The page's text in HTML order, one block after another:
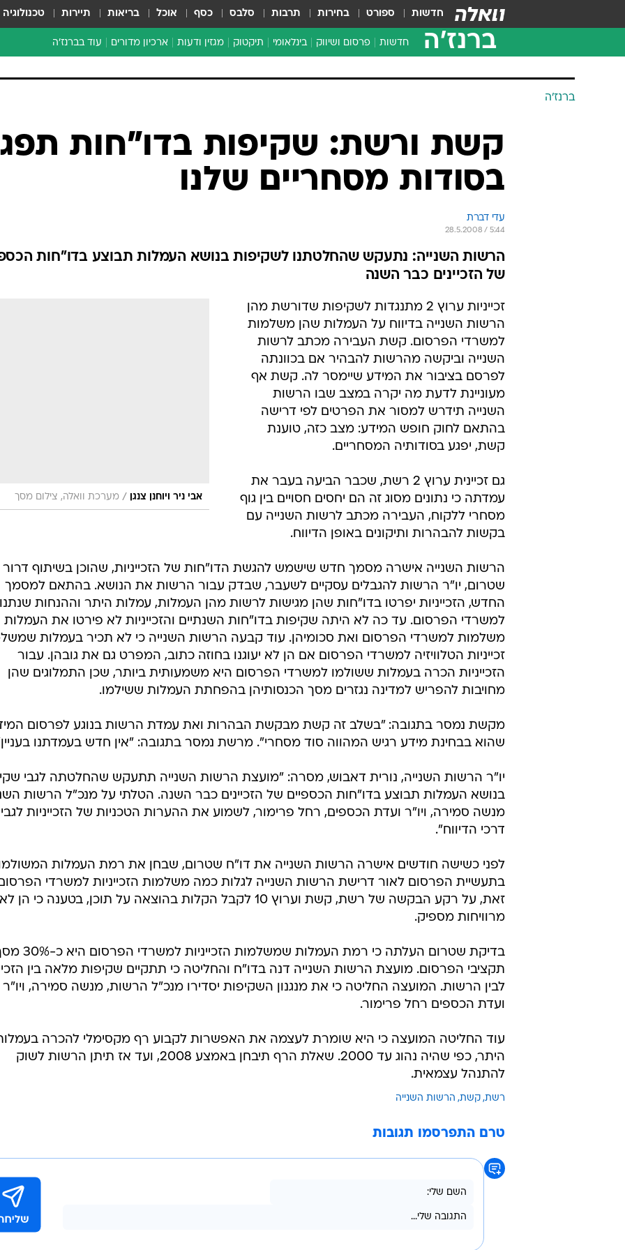
חדשות ספורט בחירות תרבות סלבס כסף אוכל בריאות תיירות טכנולוגיה
ברנז'ה חדשות פרסום ושיווק בינלאומי תיקטוק מגזין ודעות ארכיון מדורים עוד בברנז'ה
קשת ורשת: שקיפות בדו"חות
בסודות מסחריים שלנו
28.5.2008 / 5:44
הרשות השנייה: נתעקש שהחלטתנו לשקיפות בנושא העמלות תבוצע בדו"חות
של הזכיינים כבר השנה
הרשות השנייה בדיווח על העמלות שהן משלמות
למשרדי הפרסום. קשת העבירה מכתב לרשות
השנייה וביקשה מהרשות להבהיר אם בכוונתה
לפרסם בציבור את המידע שיימסר לה. קשת אף
מעוניינת לדעת מה יקרה במצב שבו הרשות
השנייה תידרש למסור את הפרטים לפי דרישה
בהתאם לחוק חופש המידע: מצב כזה, טוענת
קשת, יפגע בסודותיה המסחריים.
גם זכיינית ערוץ 2 רשת, שכבר הביעה בעבר את
עמדתה כי נתונים מסוג זה הם יחסים חסויים בין גוף
מסחרי ללקוח, העבירה מכתב לרשות השנייה עם
בקשות להבהרות ותיקונים באופן הדיווח.
הרשות השנייה אישרה מסמך חדש שישמש להגשת הדו"חות של הזכייניות, שהוכן בשיתוף דרור
שטרום, יו"ר הרשות להגבלים עסקיים לשעבר, שבדק עבור הרשות את הנושא. בהתאם למסמך
החדש, הזכייניות יפרטו בדו"חות שהן מגישות לרשות מהן העמלות, עמלות היתר וההנחות שנתנו
למשרדי הפרסום. עד כה לא היתה שקיפות בדו"חות השנתיים והזכייניות לא פירטו את העמלות
משלמות למשרדי הפרסום ואת סכומיהן. עוד קבעה הרשות השנייה כי לא תכיר בעמלות
זכייניות הטלוויזיה למשרדי הפרסום אם הן לא יעוגנו בחוזה כתוב, המפרט גם את גובהן. עבור
הזכייניות הכרה בעמלות ששולמו למשרדי הפרסום היא משמעותית ביותר, שכן התמלוגים שהן
מקשת נמסר בתגובה: "בשלב זה קשת מבקשת הבהרות ואת עמדת הרשות בנוגע לפרסום
שהוא בבחינת מידע רגיש המהווה סוד מסחרי". מרשת נמסר בתגובה: "אין חדש בעמדתנו
יו"ר הרשות השנייה, נורית דאבוש, מסרה: "מועצת הרשות השנייה תתעקש שהחלטתה לגבי
בנושא העמלות תבוצע בדו"חות הכספיים של הזכיינים כבר השנה. הטלתי על מנכ"ל הרשות
מנשה סמירה, ויו"ר ועדת הכספים, רחל פרימור, לשמוע את ההערות הטכניות של הזכייניות לגבי
דרכי הדיווח".
בתעשיית הפרסום לאור דרישת הרשות השנייה לגלות כמה משלמות הזכייניות למשרדי
זאת, על רקע הבקשה של רשת, קשת וערוץ 10 לקבל הקלות בהוצאה על תוכן, בטענה כי הן לא
מרוויחות מספיק.
לבין הרשות. המועצה החליטה כי את מנגנון השקיפות יסדירו מנכ"ל הרשות, מנשה סמירה, ויו"ר
עוד החליטה המועצה כי היא שומרת לעצמה את האפשרות לקבוע רף מקסימלי להכרה
היתר, כפי שהיה נהוג עד 2000. שאלת הרף תיבחן באמצע 2008, ועד אז תיתן הרשות לשוק
להתנהל עצמאית.
קשת